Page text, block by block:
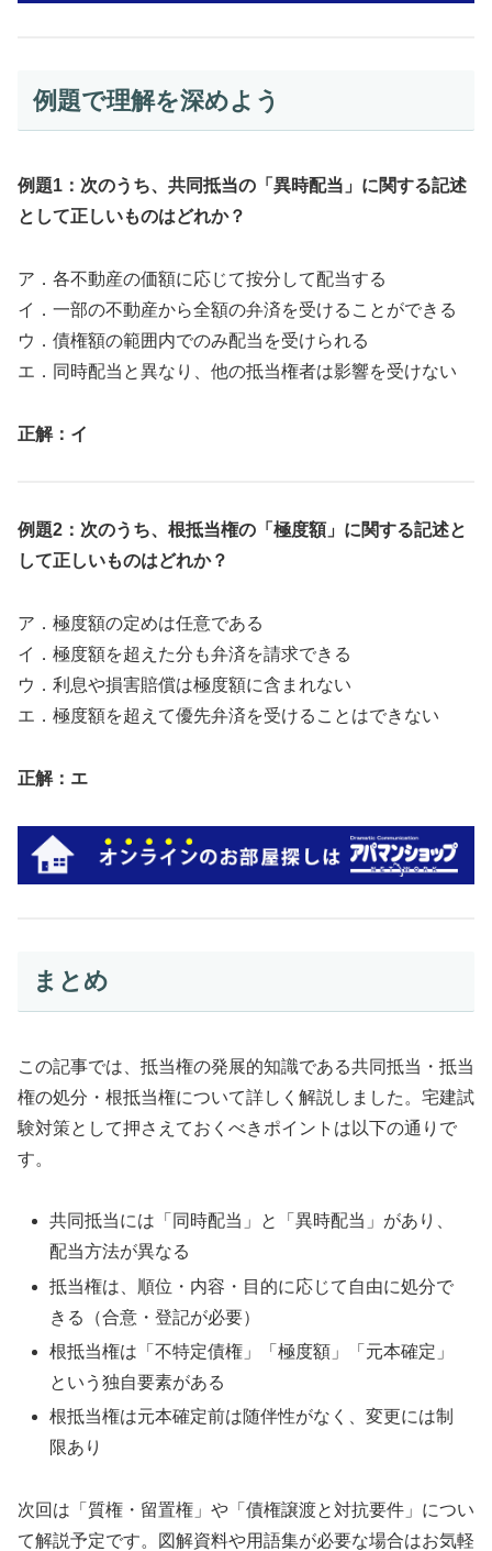
例題で理解を深めよう
例題1：次のうち、共同抵当の「異時配当」に関する記述
として正しいものはどれか？
ア．各不動産の価額に応じて按分して配当する
イ．一部の不動産から全額の弁済を受けることができる
ウ．債権額の範囲内でのみ配当を受けられる
エ．同時配当と異なり、他の抵当権者は影響を受けない
正解：イ
例題2：次のうち、根抵当権の「極度額」に関する記述と
して正しいものはどれか？
ア．極度額の定めは任意である
イ．極度額を超えた分も弁済を請求できる
ウ．利息や損害賠償は極度額に含まれない
エ．極度額を超えて優先弁済を受けることはできない
正解：エ
まとめ
この記事では、抵当権の発展的知識である共同抵当・抵当
権の処分・根抵当権について詳しく解説しました。宅建試
験対策として押さえておくべきポイントは以下の通りで
す。
共同抵当には「同時配当」と「異時配当」があり、
配当方法が異なる
抵当権は、順位・内容・目的に応じて自由に処分で
きる（合意・登記が必要）
根抵当権は「不特定債権」「極度額」「元本確定」
という独自要素がある
根抵当権は元本確定前は随伴性がなく、変更には制
限あり
次回は「質権・留置権」や「債権譲渡と対抗要件」につい
て解説予定です。図解資料や用語集が必要な場合はお気軽